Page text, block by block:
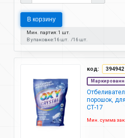
В корзину
Мин. партия: 1 шт.
В упаковке:16 шт. 16 шт.
код: 394942
порошок,
СТ-17
Мин. сумма